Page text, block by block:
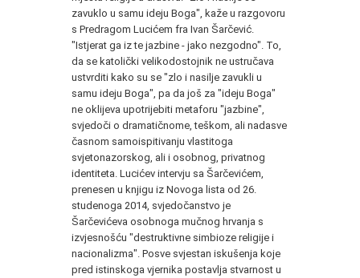
zavuklo u samu ideju Boga", kaže u razgovoru
s Predragom Lucićem fra Ivan Šarčević.
"Istjerat ga iz te jazbine - jako nezgodno". To,
da se katolički velikodostojnik ne ustručava
ustvrditi kako su se "zlo i nasilje zavukli u
samu ideju Boga", pa da još za "ideju Boga"
ne oklijeva upotrijebiti metaforu "jazbine",
svjedoči o dramatičnome, teškom, ali nadasve
časnom samoispitivanju vlastitoga
svjetonazorskog, ali i osobnog, privatnog
identiteta. Lucićev intervju sa Šarčevićem,
prenesen u knjigu iz Novoga lista od 26.
studenoga 2014, svjedočanstvo je
Šarčevićeva osobnoga mučnog hrvanja s
izvjesnošću "destruktivne simbioze religije i
nacionalizma". Posve svjestan iskušenja koje
pred istinskoga vjernika postavlja stvarnost u